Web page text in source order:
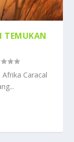
TEMUKAN
Caracal